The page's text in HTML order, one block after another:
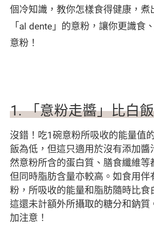
個冷知識，教你怎樣食得健康，煮
「al dente」的意粉，讓你更識食
意粉！
1.「意粉走醬」比白
沒錯！吃1碗意粉所吸收的能量值
飯為低，但這只適用於沒有添加醬
然意粉所含的蛋白質、膳食纖維等
但同時脂肪含量亦較高。如食用伴
粉，所吸收的能量和脂肪隨時比食
這還未計額外所攝取的糖分和鈉質
加注意！